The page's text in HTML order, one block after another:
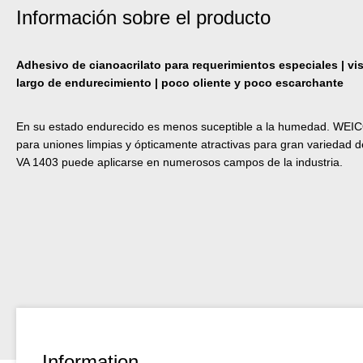
Información sobre el producto
Adhesivo de cianoacrilato para requerimientos especiales |
largo de endurecimiento | poco oliente y poco escarchante
En su estado endurecido es menos suceptible a la humedad.
para uniones limpias y ópticamente atractivas para gran variedad
VA 1403 puede aplicarse en numerosos campos de la industria.